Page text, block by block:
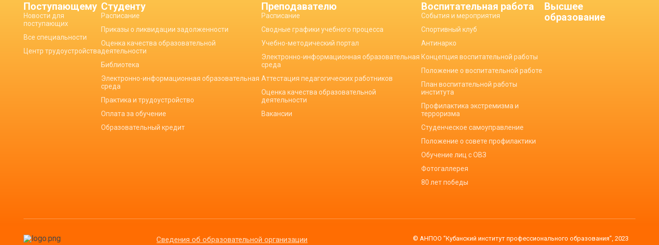
Поступающему
Новости для
поступающих
Все специальности
Центр трудоустройства
Студенту
Расписание
Приказы о ликвидации задолженности
Оценка качества образовательной
деятельности
Библиотека
Электронно-информационная образовательная
среда
Практика и трудоустройство
Оплата за обучение
Образовательный кредит
Преподавателю
Расписание
Сводные графики учебного процесса
Учебно-методический портал
Электронно-информационная образовательная
среда
Аттестация педагогических работников
Оценка качества образовательной
деятельности
Вакансии
Воспитательная работа
События и мероприятия
Спортивный клуб
Антинарко
Концепция воспитательной работы
Положение о воспитательной работе
План воспитательной работы
института
Профилактика экстремизма и
терроризма
Студенческое самоуправление
Положение о совете профилактики
Обучение лиц с ОВЗ
Фотогаллерея
80 лет победы
Высшее
образование
Сведения об образовательной организации © АНПОО “Кубанский институт профессионального образования”, 2023